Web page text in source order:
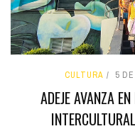
CULTURA 5
ADEJE AVANZA